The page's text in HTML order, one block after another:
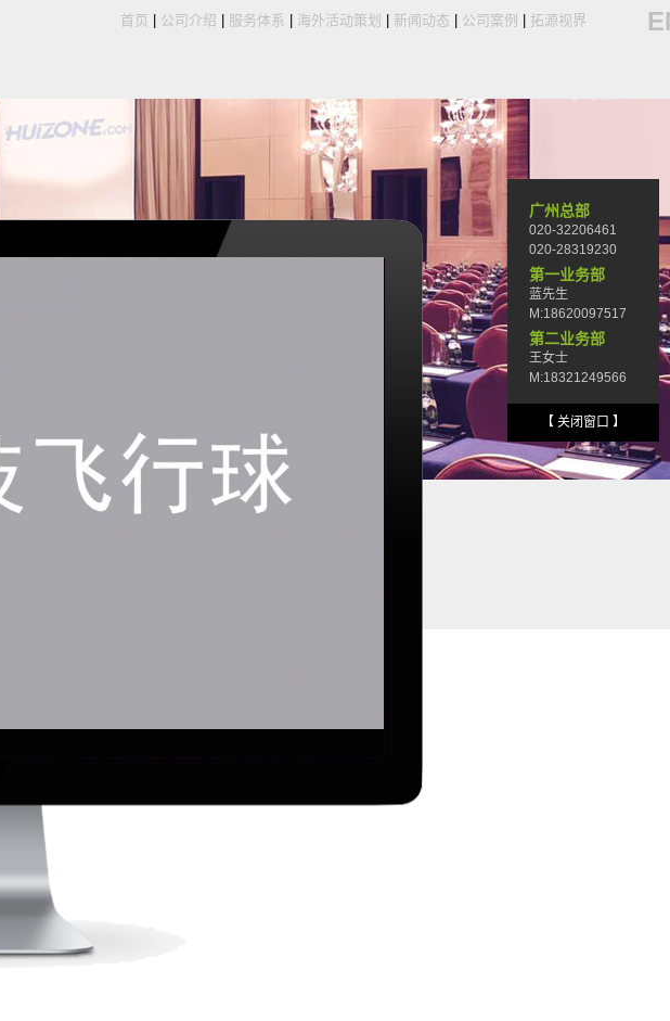
首页 公司介绍 服务体系 海外活动策划 新闻动态 公司案例 拓源视界
广州总部
020-32206461
020-28319230
第一业务部
蓝先生
M:18620097517
第二业务部
王女士
M:18321249566
【 关闭窗口 】